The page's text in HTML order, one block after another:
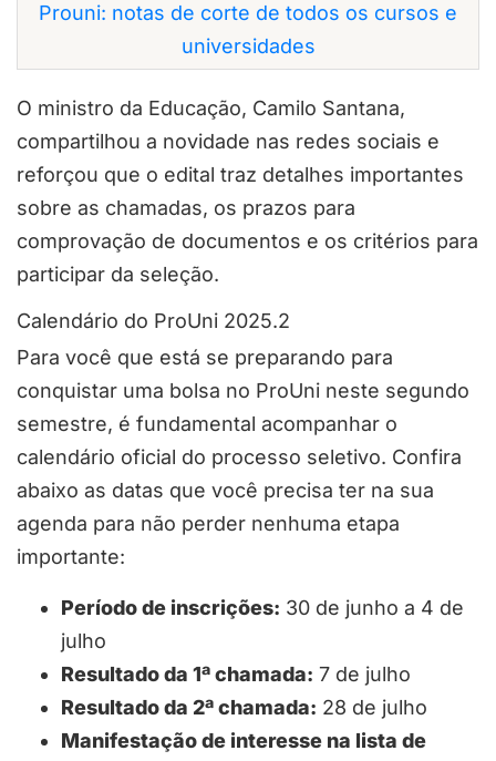
Prouni: notas de corte de todos os cursos e
universidades
O ministro da Educação, Camilo Santana,
compartilhou a novidade nas redes sociais e
reforçou que o edital traz detalhes importantes
sobre as chamadas, os prazos para
comprovação de documentos e os critérios para
participar da seleção.
Calendário do ProUni 2025.2
Para você que está se preparando para
conquistar uma bolsa no ProUni neste segundo
semestre, é fundamental acompanhar o
calendário oficial do processo seletivo. Confira
abaixo as datas que você precisa ter na sua
agenda para não perder nenhuma etapa
importante:
Período de inscrições: 30 de junho a 4 de
julho
Resultado da 1ª chamada: 7 de julho
Resultado da 2ª chamada: 28 de julho
Manifestação de interesse na lista de